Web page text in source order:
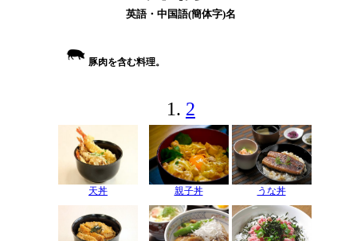
英語・中国語(簡体字)名
豚肉を含む料理。
1. 2
天丼 親子丼 うな丼